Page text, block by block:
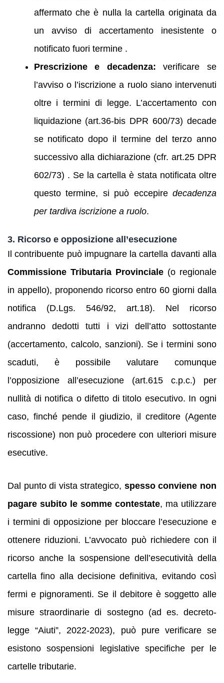
affermato che è nulla la cartella originata da
un avviso di accertamento inesistente o
notificato fuori termine .
Prescrizione e decadenza: verificare se
l’avviso o l’iscrizione a ruolo siano intervenuti
oltre i termini di legge. L’accertamento con
liquidazione (art.36-bis DPR 600/73) decade
se notificato dopo il termine del terzo anno
successivo alla dichiarazione (cfr. art.25 DPR
602/73) . Se la cartella è stata notificata oltre
questo termine, si può eccepire decadenza
per tardiva iscrizione a ruolo.
3. Ricorso e opposizione all’esecuzione
Il contribuente può impugnare la cartella davanti alla
Commissione Tributaria Provinciale (o regionale
in appello), proponendo ricorso entro 60 giorni dalla
notifica (D.Lgs. 546/92, art.18). Nel ricorso
andranno dedotti tutti i vizi dell’atto sottostante
(accertamento, calcolo, sanzioni). Se i termini sono
scaduti, è possibile valutare comunque
l’opposizione all’esecuzione (art.615 c.p.c.) per
nullità di notifica o difetto di titolo esecutivo. In ogni
caso, finché pende il giudizio, il creditore (Agente
riscossione) non può procedere con ulteriori misure
esecutive.
Dal punto di vista strategico, spesso conviene non
pagare subito le somme contestate, ma utilizzare
i termini di opposizione per bloccare l’esecuzione e
ottenere riduzioni. L’avvocato può richiedere con il
ricorso anche la sospensione dell’esecutività della
cartella fino alla decisione definitiva, evitando così
fermi e pignoramenti. Se il debitore è soggetto alle
misure straordinarie di sostegno (ad es. decreto-
legge “Aiuti”, 2022-2023), può pure verificare se
esistono sospensioni legislative specifiche per le
cartelle tributarie.